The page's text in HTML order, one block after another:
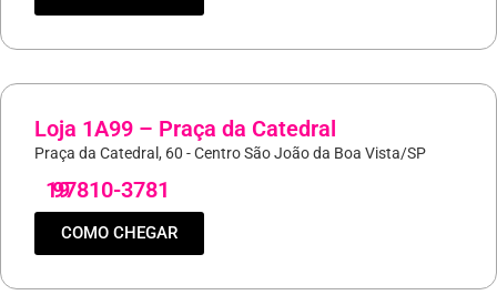
Loja 1A99 – Praça da Catedral
Praça da Catedral, 60 - Centro São João da Boa Vista/SP
19
97810-3781
COMO CHEGAR